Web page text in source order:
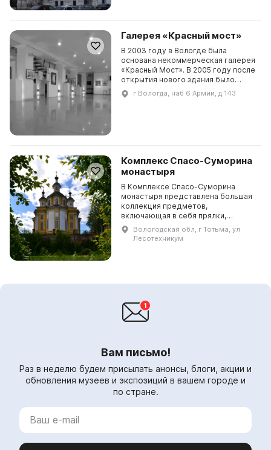
Галерея «Красный мост»
В 2003 году в Вологде была
основана некоммерческая галерея
«Красный Мост». В 2005 году после
открытия нового здания было
определено направление
деятельности галереи: развитие
г Вологда, наб 6 Армии, д 143
Комплекс Спасо-Суморина
монастыря
В Комплексе Спасо-Суморина
монастыря представлена большая
коллекция предметов,
включающая в себя прялки,
трепалы, швейные изделия,
берестяные предметы, гончарные
изделия, изразцы, посуду и мебель.
Вологодская обл, г Тотьма, ул
Лесотехникум
Вам письмо!
Раз в неделю будем присылать анонсы, блоги, акции и
обновления музеев и экспозиций в вашем городе и
по стране.